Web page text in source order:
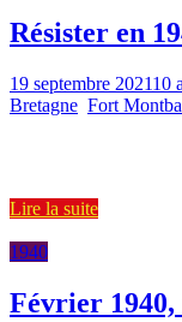
Résister en
19 septembre 202110
Bretagne Fort
Lire la suite
1940
Février